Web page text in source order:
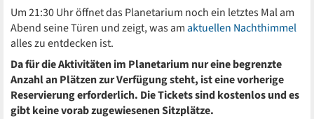
Um 21:30 Uhr öffnet das Planetarium noch ein letztes Mal am
Abend seine Türen und zeigt, was amaktuellen Nachthimmel
alles zu entdecken ist.
Da für die Aktivitäten im Planetarium nur eine begrenzte
Anzahl an Plätzen zur Verfügung steht, ist eine vorherige
Reservierung erforderlich. Die Tickets sind kostenlos und es
gibt keine vorab zugewiesenen Sitzplätze.